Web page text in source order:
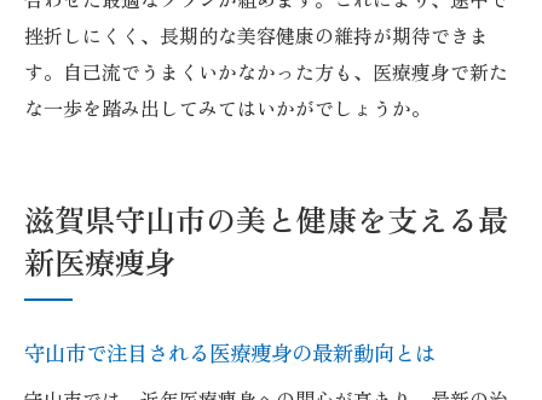
挫折しにくく、長期的な美容健康の維持が期待できま
す。自己流でうまくいかなかった方も、医療痩身で新た
な一歩を踏み出してみてはいかがでしょうか。
滋賀県守山市の美と健康を支える最
新医療痩身
守山市で注目される医療痩身の最新動向とは